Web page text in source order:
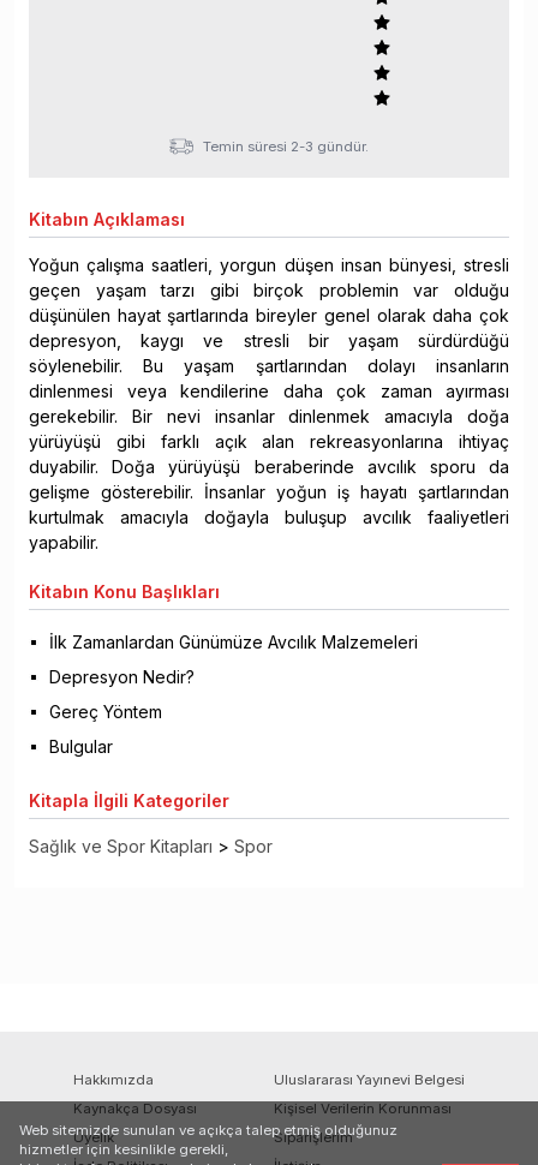
Temin süresi 2-3 gündür.
Kitabın Açıklaması
Yoğun çalışma saatleri, yorgun düşen insan bünyesi, stresli
geçen yaşam tarzı gibi birçok problemin var olduğu
düşünülen hayat şartlarında bireyler genel olarak daha çok
depresyon, kaygı ve stresli bir yaşam sürdürdüğü
söylenebilir. Bu yaşam şartlarından dolayı insanların
dinlenmesi veya kendilerine daha çok zaman ayırması
gerekebilir. Bir nevi insanlar dinlenmek amacıyla doğa
yürüyüşü gibi farklı açık alan rekreasyonlarına ihtiyaç
duyabilir. Doğa yürüyüşü beraberinde avcılık sporu da
gelişme gösterebilir. İnsanlar yoğun iş hayatı şartlarından
kurtulmak amacıyla doğayla buluşup avcılık faaliyetleri
yapabilir.
Kitabın Konu Başlıkları
İlk Zamanlardan Günümüze Avcılık Malzemeleri
Depresyon Nedir?
Gereç Yöntem
Bulgular
Kitapla İlgili Kategoriler
Sağlık ve Spor Kitapları > Spor
Hakkımızda
Uluslararası Yayınevi Belgesi
Kaynakça Dosyası
Kişisel Verilerin Korunması
Üyelik
Siparişlerim
Web sitemizde sunulan ve açıkça talep etmiş olduğunuz
hizmetler için kesinlikle gerekli,